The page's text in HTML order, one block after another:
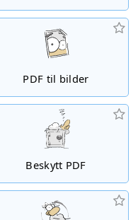
PDF til bilder
Beskytt PDF